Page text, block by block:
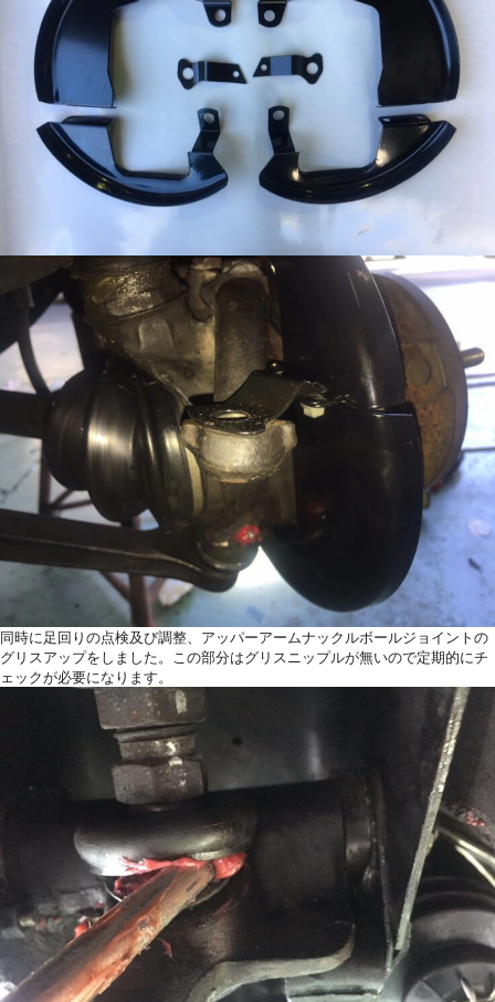
同時に足回りの点検及び調整、アッパーアームナックルボールジョイントの
グリスアップをしました。この部分はグリスニップルが無いので定期的にチ
ェックが必要になります。